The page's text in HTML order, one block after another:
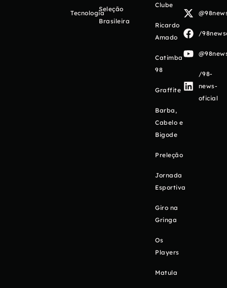
Tecnologia
Seleção
Brasileira
Clube
Ricardo
Amado
Catimba
98
Graffite
Barba,
Cabelo e
Bigode
Preleção
Jornada
Esportiva
Giro na
Gringa
Os
Players
Matula
/
/98-
news-
oficial